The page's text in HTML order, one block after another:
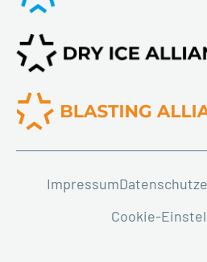
Impressum
Cookie-